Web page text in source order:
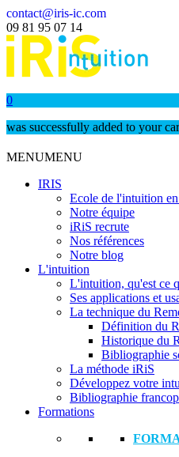
contact@iris-ic.com
09 81 95 07 14
0
was successfully added to your
MENUMENU
IRIS
Ecole de l'intuition
Notre équipe
iRiS recrute
Nos références
Notre blog
L'intuition
L'intuition, qu'est ce
Ses applications et
La technique du
Définition du
Historique du
Bibliographie
La méthode iRiS
Développez votre
Bibliographie
Formations